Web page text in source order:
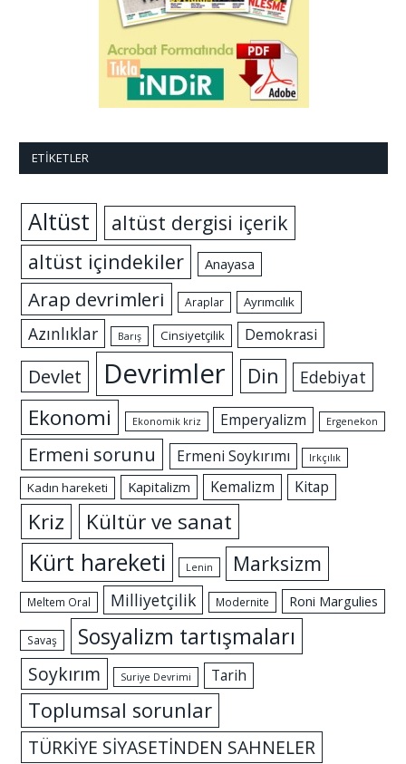
ETIKETLER
Altüst
altüst dergisi içerik
altüst içindekiler
Anayasa
Arap devrimleri Araplar Ayrımcılık
Azınlıklar Barış Cinsiyetçilik Demokrasi
Devlet Devrimler Din Edebiyat
Ekonomi Ekonomik kriz Emperyalizm Ergenekon
Ermeni sorunu Ermeni Soykırımı Irkçılık
Kadın hareketi Kapitalizm Kemalizm Kitap
Kriz Kültür ve sanat
Kürt hareketi Lenin Marksizm
Meltem Oral Milliyetçilik Modernite Roni Margulies
Savaş Sosyalizm tartışmaları
Soykırım Suriye Devrimi Tarih
Toplumsal sorunlar
TÜRKİYE SİYASETİNDEN SAHNELER